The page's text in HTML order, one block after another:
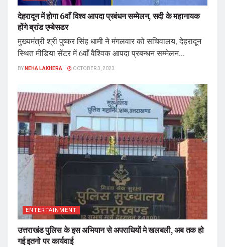
देहरादून में होगा 6वाँ विश्व आपदा प्रबंधन सम्मेलन, सदी के महानायक
होंगे ब्रांड एम्बेसडर
मुख्यमंत्री श्री पुष्कर सिंह धामी ने मंगलवार को सचिवालय, देहरादून
स्थित मीडिया सेंटर में 6वाँ वैश्विक आपदा प्रबन्धन सम्मेलन...
BYNEHA LAKHERA OCTOBER 3, 2023
ENTERTAINMENT
उत्तराखंड पुलिस के इस अभियान से अपराधियों मे खलबली, अब तक हो
गई इतनो पर कार्यवाई